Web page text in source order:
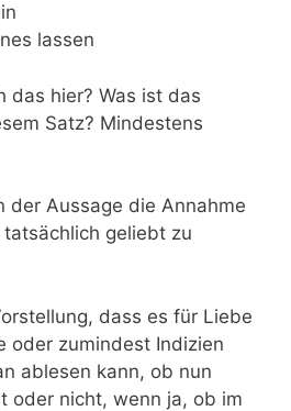
lassen
das hier? Was ist das
Satz? Mindestens
der Aussage die Annahme
geliebt zu
dass es für Liebe
oder zumindest Indizien
ablesen kann, ob nun
oder nicht, wenn ja, ob im